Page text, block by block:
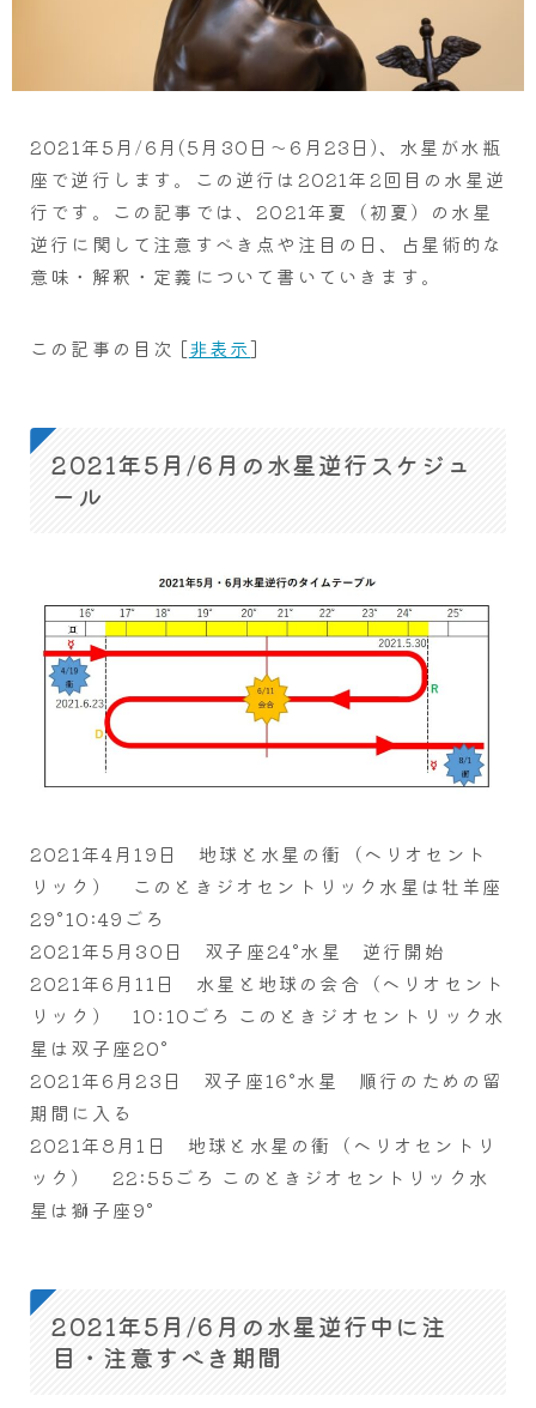
2021年5月/6月(5月30日～6月23日)、水星が水瓶
座で逆行します。この逆行は2021年2回目の水星逆
行です。この記事では、2021年夏（初夏）の水星
逆行に関して注意すべき点や注目の日、占星術的な
意味・解釈・定義について書いていきます。
この記事の目次 [非表示]
2021年5月/6月の水星逆行スケジュ
ール
2021年4月19日 地球と水星の衝（ヘリオセント
リック） このときジオセントリック水星は牡羊座
29°10:49ごろ
2021年5月30日 双子座24°水星 逆行開始
2021年6月11日 水星と地球の会合（ヘリオセント
リック） 10:10ごろ このときジオセントリック水
星は双子座20°
2021年6月23日 双子座16°水星 順行のための留
期間に入る
2021年8月1日 地球と水星の衝（ヘリオセントリ
ック） 22:55ごろ このときジオセントリック水
星は獅子座9°
2021年5月/6月の水星逆行中に注
目・注意すべき期間